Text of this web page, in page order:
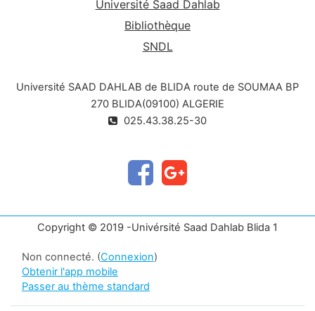
Université Saad Dahlab
Bibliothèque
SNDL
Université SAAD DAHLAB de BLIDA route de SOUMAA BP
270 BLIDA(09100) ALGERIE
025.43.38.25-30
Copyright © 2019 -Univérsité Saad Dahlab Blida 1
Non connecté. (Connexion)
Obtenir l'app mobile
Passer au thème standard